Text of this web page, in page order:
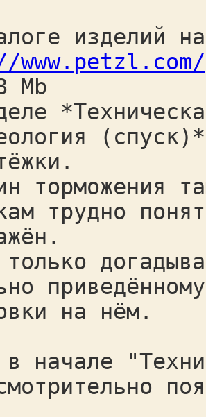
изделий
Mb
торможения
трудно
только
на нём.
начале